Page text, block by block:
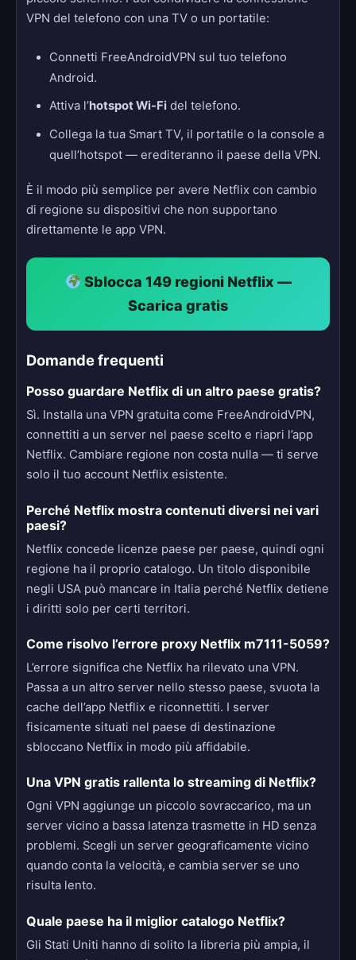
VPN del telefono con una TV o un portatile:
Connetti FreeAndroidVPN sul tuo telefono
Android.
Attiva l’hotspot Wi-Fidel telefono.
Collega la tua Smart TV, il portatile o la console a
quell’hotspot — erediteranno il paese della VPN.
È il modo più semplice per avere Netflix con cambio
di regione su dispositivi che non supportano
direttamente le app VPN.
Sblocca 149 regioni Netflix —
Scarica gratis
Domande frequenti
Posso guardare Netflix di un altro paese gratis?
Sì. Installa una VPN gratuita come FreeAndroidVPN,
connettiti a un server nel paese scelto e riapri l’app
Netflix. Cambiare regione non costa nulla — ti serve
solo il tuo account Netflix esistente.
Perché Netflix mostra contenuti diversi nei vari
paesi?
Netflix concede licenze paese per paese, quindi ogni
regione ha il proprio catalogo. Un titolo disponibile
negli USA può mancare in Italia perché Netflix detiene
i diritti solo per certi territori.
Come risolvo l’errore proxy Netflix m7111-5059?
L’errore significa che Netflix ha rilevato una VPN.
Passa a un altro server nello stesso paese, svuota la
cache dell’app Netflix e riconnettiti. I server
fisicamente situati nel paese di destinazione
sbloccano Netflix in modo più affidabile.
Una VPN gratis rallenta lo streaming di Netflix?
Ogni VPN aggiunge un piccolo sovraccarico, ma un
server vicino a bassa latenza trasmette in HD senza
problemi. Scegli un server geograficamente vicino
quando conta la velocità, e cambia server se uno
risulta lento.
Quale paese ha il miglior catalogo Netflix?
Gli Stati Uniti hanno di solito la libreria più ampia, il